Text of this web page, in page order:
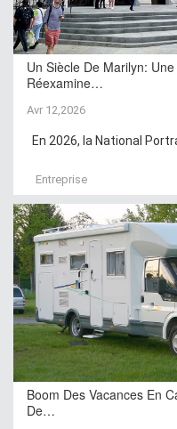
Un Siècle De Marilyn:
Réexamine…
Avr 12,2026
En 2026, la National
Entreprise
Boom Des Vacances En
De…